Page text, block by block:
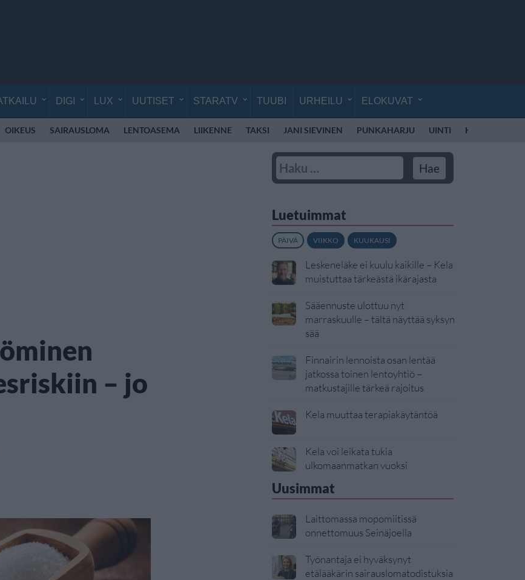
DIGI LUX UUTISET STARATV TUUBI URHEILU ELOKUVAT
OIKEUS SAIRAUSLOMA LENTOASEMA LIIKENNE TAKSI JANI SIEVINEN PUNKAHARJU UINTI KÄVELY
– jo
Luetuimmat
PÄIVÄ VIIKKO KUUKAUSI
Leskeneläke ei kuulu kaikille – Kela
muistuttaa tärkeästä ikärajasta
Sääennuste ulottuu nyt
marraskuulle – tältä näyttää syksyn
sää
Finnairin lennoista osan lentää
jatkossa toinen lentoyhtiö –
matkustajille tärkeä rajoitus
Kela muuttaa terapiakäytäntöä
Kela voi leikata tukia
ulkomaanmatkan vuoksi
Uusimmat
Laittomassa mopomiitissä
onnettomuus Seinäjoella
Työnantaja ei hyväksynyt
etälääkärin sairauslomatodistuksia